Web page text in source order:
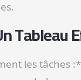
Tableau
les tâches